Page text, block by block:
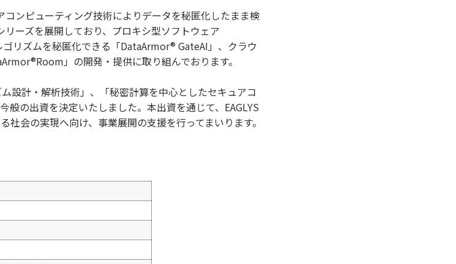
コンピューティング技術によりデータを秘匿化したまま検
ーズを展開しており、プロキシ型ソフトウェア
リズムを秘匿化できる「DataArmor® GateAI」、クラウ
」の開発・提供に取り組んでおります。
設計・解析技術」、「秘密計算を中心としたセキュアコ
般の出資を決定いたしました。本出資を通じて、EAGLYS
社会の実現へ向け、事業展開の支援を行ってまいります。